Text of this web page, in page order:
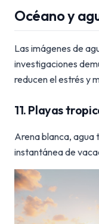
Océano y
Las imágenes de
investigaciones
reducen el estrés y
11. Playas
Arena blanca, agua
instantánea de